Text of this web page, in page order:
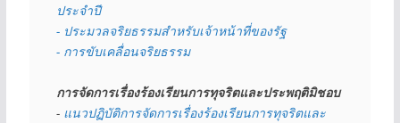
ประจำปี
- ประมวลจริยธรรมสำหรับเจ้าหน้าที่ของรัฐ
- การขับเคลื่อนจริยธรรม
การจัดการเรื่องร้องเรียนการทุจริตและประพฤติมิชอบ
- แนวปฏิบัติการจัดการเรื่องร้องเรียนการทุจริตและ